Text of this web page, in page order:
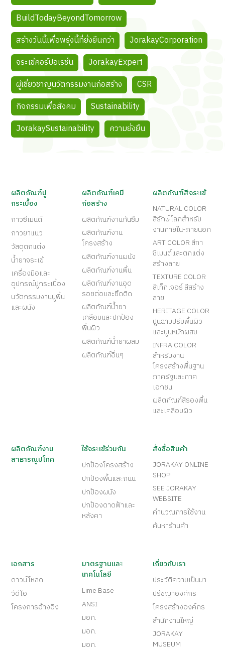
BuildTodayBeyondTomorrow
สร้างวันนี้เพื่อพรุ่งนี้ที่ยั่งยืนกว่า
JorakayCorporation
จระเข้คอร์ปอเรชั่น
JorakayExpert
ผู้เชี่ยวชาญนวัตกรรมงานก่อสร้าง
CSR
กิจกรรมเพื่อสังคม
Sustainability
JorakaySustainability
ความยั่งยืน
ผลิตภัณฑ์ปู
กระเบื้อง
กาวซีเมนต์
กาวยาแนว
วัสดุตกแต่ง
น้ำยาจระเข้
เครื่องมือและ
อุปกรณ์ปูกระเบื้อง
นวัตกรรมงานปูพื้น
และผนัง
ผลิตภัณฑ์เคมี
ก่อสร้าง
ผลิตภัณฑ์งานกันซึม
ผลิตภัณฑ์งาน
โครงสร้าง
ผลิตภัณฑ์งานผนัง
ผลิตภัณฑ์งานพื้น
ผลิตภัณฑ์งานอุด
รอยต่อและยึดติด
ผลิตภัณฑ์น้ำยา
เคลือบและปกป้อง
พื้นผิว
ผลิตภัณฑ์น้ำยาผสม
ผลิตภัณฑ์อื่นๆ
ผลิตภัณฑ์สีจระเข้
NATURAL COLOR
สีรักษ์โลกสำหรับ
งานภายใน-ภายนอก
ART COLOR สีทา
ซีเมนต์และตกแต่ง
สร้างลาย
TEXTURE COLOR
สีเท็กเจอร์ สีสร้าง
ลาย
HERITAGE COLOR
ปูนฉาบปรับพื้นผิว
และปูนหมักผสม
INFRA COLOR
สำหรับงาน
โครงสร้างพื้นฐาน
ภาครัฐและภาค
เอกชน
ผลิตภัณฑ์สีรองพื้น
และเคลือบผิว
ผลิตภัณฑ์งาน
สาธารณูปโภค
ใช้จระเข้ร่วมกัน
ปกป้องโครงสร้าง
ปกป้องพื้นและถนน
ปกป้องผนัง
ปกป้องดาดฟ้าและ
หลังคา
สั่งซื้อสินค้า
JORAKAY ONLINE
SHOP
SEE JORAKAY
WEBSITE
คำนวณการใช้งาน
ค้นหาร้านค้า
เอกสาร
ดาวน์โหลด
วีดีโอ
โครงการอ้างอิง
มาตรฐานและ
เทคโนโลยี
Lime Base
ANSI
มอก.
มอก.
มอก.
เกี่ยวกับเรา
ประวัติความเป็นมา
ปรัชญาองค์กร
โครงสร้างองค์กร
สำนักงานใหญ่
JORAKAY
MUSEUM